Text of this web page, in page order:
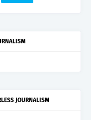
JOURNALISM